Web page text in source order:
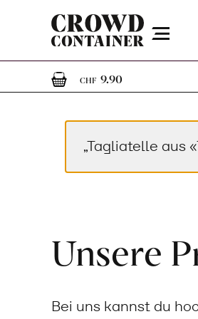
Menu
CHF 9.901 Artikel im
„Tagliatelle aus
Unsere
Bei uns kannst du